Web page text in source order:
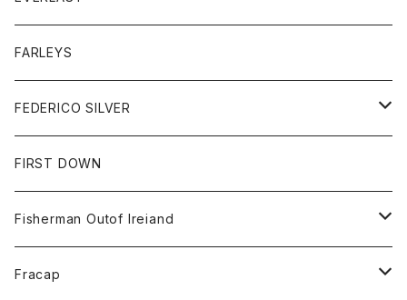
シャツ
セーター
ボトム
ショートパンツ
パンツ
レディース
コート
ジャケット
トップス
ジャケット
スエットシャツ
ボトム
スエットパンツ
グッズ
帽子
FARLEYS
FEDERICO SILVER
アクセサリー
FIRST DOWN
Fisherman Outof Ireiand
ニット
Fracap